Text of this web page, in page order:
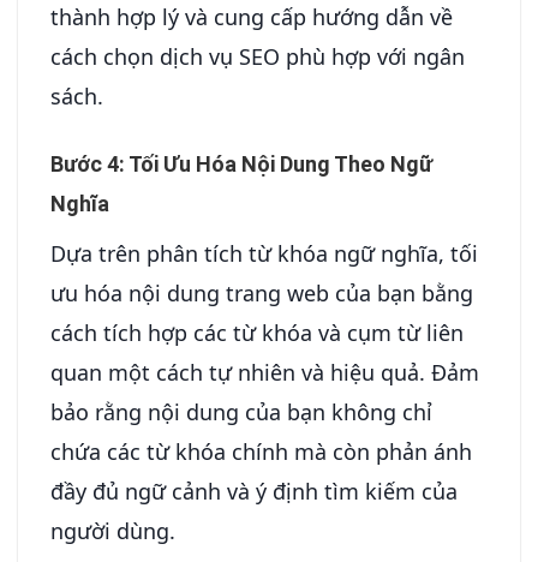
thành hợp lý và cung cấp hướng dẫn về
cách chọn dịch vụ SEO phù hợp với ngân
sách.
Bước 4: Tối Ưu Hóa Nội Dung Theo Ngữ
Nghĩa
Dựa trên phân tích từ khóa ngữ nghĩa, tối
ưu hóa nội dung trang web của bạn bằng
cách tích hợp các từ khóa và cụm từ liên
quan một cách tự nhiên và hiệu quả. Đảm
bảo rằng nội dung của bạn không chỉ
chứa các từ khóa chính mà còn phản ánh
đầy đủ ngữ cảnh và ý định tìm kiếm của
người dùng.